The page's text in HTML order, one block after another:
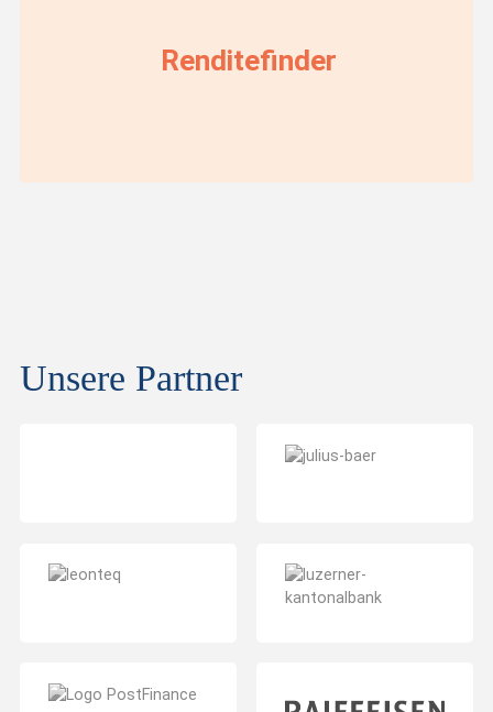
Renditefinder
Unsere Partner